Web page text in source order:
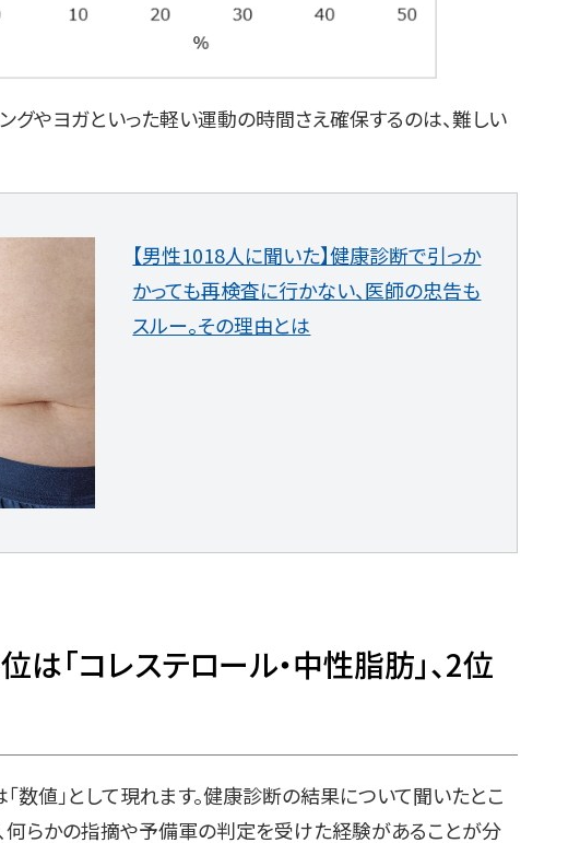
グやヨガといった軽い運動の時間さえ確保するのは、難しい
【男性1018人に聞いた】健康診断で引っか
かっても再検査に行かない、医師の忠告も
スルー。その理由とは
「コレステロール・中性脂肪」、2位
数値」として現れます。健康診断の結果について聞いたとこ
何らかの指摘や予備軍の判定を受けた経験があることが分